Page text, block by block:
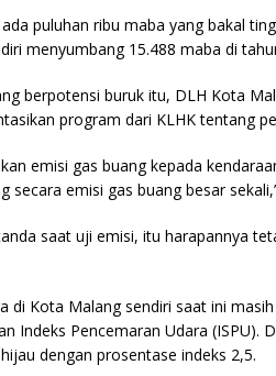
puluhan ribu maba yang bakal
menyumbang 15.488 maba di
berpotensi buruk itu, DLH Kota
program dari KLHK tentang
emisi gas buang kepada
secara emisi gas buang besar
saat uji emisi, itu harapannya
di Kota Malang sendiri saat ini
Indeks Pencemaran Udara (ISPU).
dengan prosentase indeks 2,5.